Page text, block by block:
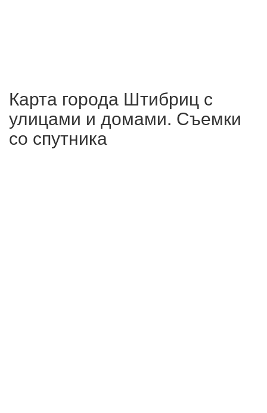
Карта города Штибриц с
улицами и домами. Съемки
со спутника